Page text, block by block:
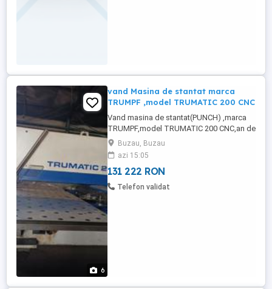
6
vand Masina de stantat marca
TRUMPF ,model TRUMATIC 200 CNC
Vand masina de stantat(PUNCH) ,marca
TRUMPF,model TRUMATIC 200 CNC,an de
fabricatie 2004,aproximativ 15000 ore de
functionare
Buzau, Buzau
azi 15:05
131 222 RON
Telefon validat